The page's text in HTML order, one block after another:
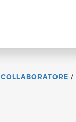
COLLABORATORE /